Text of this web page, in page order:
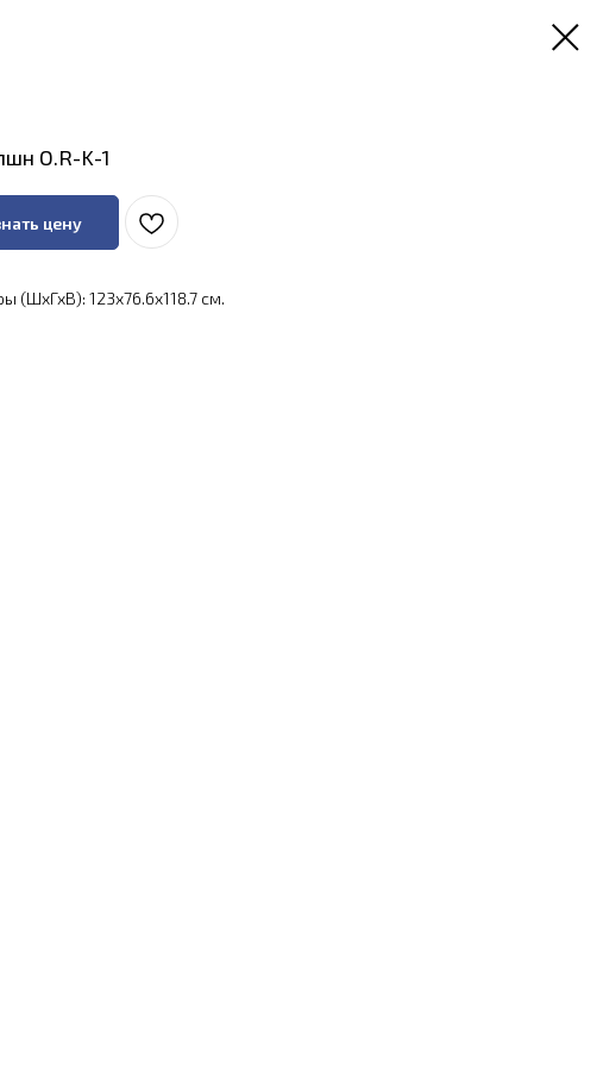
O.R-K-1
цену
(ШхГхВ): 123x76.6x118.7 см.